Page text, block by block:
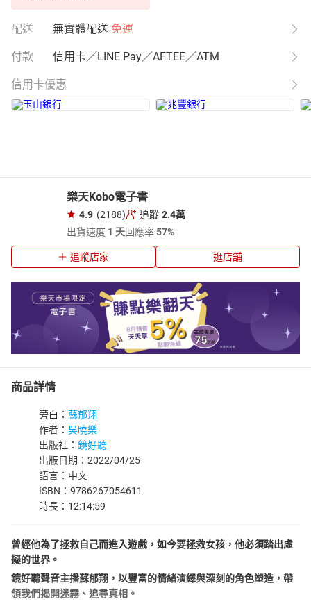
配送 無實體配送 免運
付款 信用卡／LINE Pay／AFTEE／ATM
信用卡優惠
樂天Kobo電子書
4.9 (2188) 追蹤 2.4萬
出貨速度 1 天回應率57%
追蹤店家 逛店舖
商品詳情
旁白： 蘇郁翔
作者： 吳曉樂
出版社： 鏡好聽
出版日期：2022/04/25
語言：中文
ISBN：9786267054611
時長：12:14:59
曾經他為了拯救自己而進入遊戲，如今要拯救女孩，他必須踏出虛
擬的世界。
鏡好聽聲音主播蘇郁翔，以豐富的情緒演繹與深刻的角色塑造，帶
領我們揭開迷霧、追尋真相。